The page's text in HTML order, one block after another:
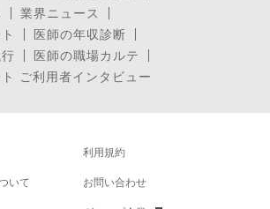
業界ニュース
医師の年収診断
医師の職場カルテ
ご利用者インタビュー
利用規約
いて お問い合わせ